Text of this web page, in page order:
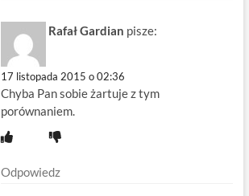
Rafał Gardian pisze:
17 listopada 2015 o 02:36
Chyba Pan sobie żartuje z tym
porównaniem.
Odpowiedz